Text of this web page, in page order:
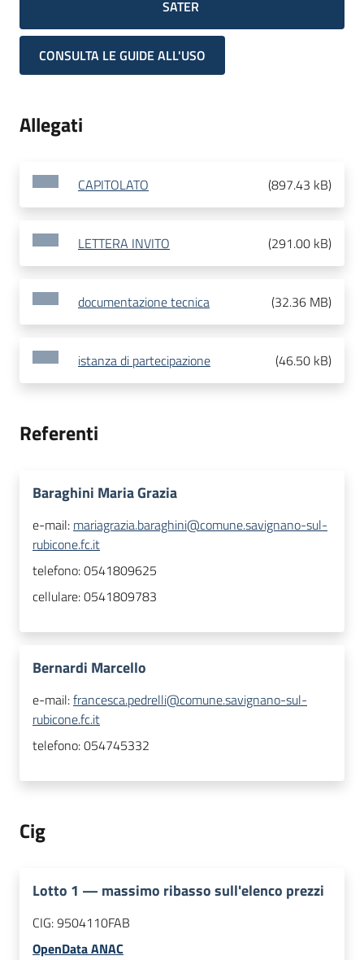
SATER
CONSULTA LE GUIDE ALL'USO
Allegati
CAPITOLATO (897.43 kB)
LETTERA INVITO (291.00 kB)
documentazione tecnica (32.36 MB)
istanza di partecipazione (46.50 kB)
Referenti
Baraghini Maria Grazia
e-mail: mariagrazia.baraghini@comune.savignano-sul-
rubicone.fc.it
telefono:0541809625
cellulare:0541809783
Bernardi Marcello
e-mail:francesca.pedrelli@comune.savignano-sul-
rubicone.fc.it
telefono:054745332
Cig
Lotto 1 — massimo ribasso sull'elenco prezzi
CIG:9504110FAB
OpenData ANAC